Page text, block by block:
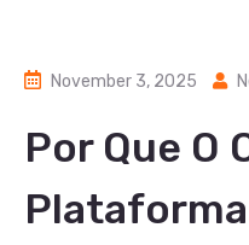
November 3, 2025
Por Que O